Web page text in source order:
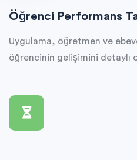
Öğrenci Performans
Uygulama, öğretmen ve
öğrencinin gelişimini detaylı